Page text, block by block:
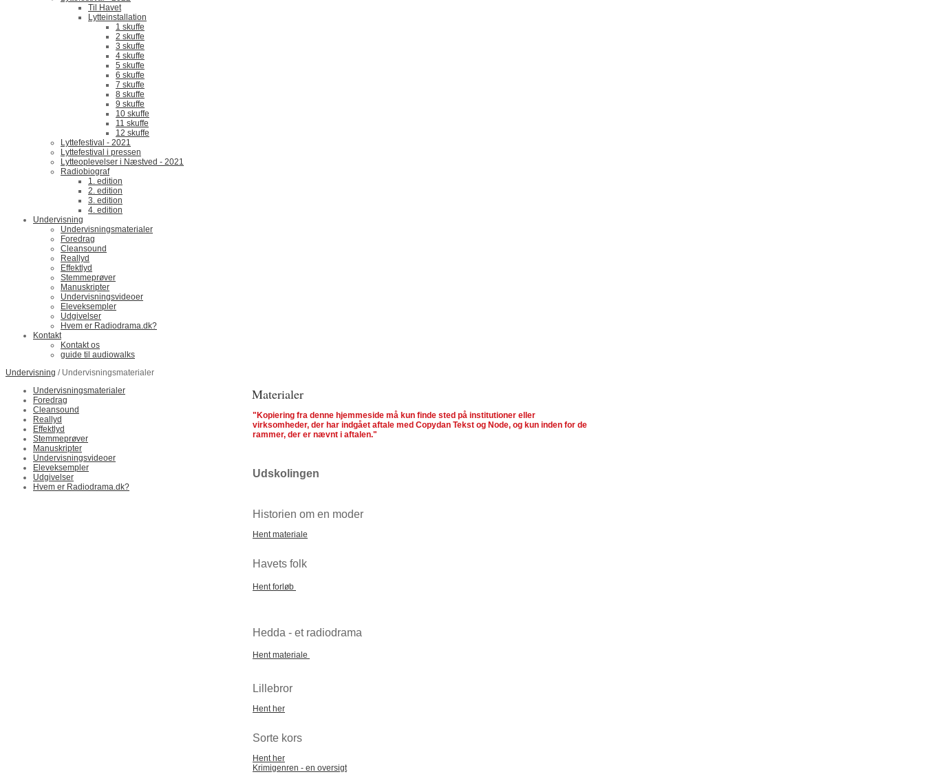
Til Havet
Lytteinstallation
1 skuffe
2 skuffe
3 skuffe
4 skuffe
5 skuffe
6 skuffe
7 skuffe
8 skuffe
9 skuffe
10 skuffe
11 skuffe
12 skuffe
Lyttefestival - 2021
Lyttefestival i pressen
Lytteoplevelser i Næstved - 2021
Radiobiograf
1. edition
2. edition
3. edition
4. edition
Undervisning
Undervisningsmaterialer
Foredrag
Cleansound
Reallyd
Effektlyd
Stemmeprøver
Manuskripter
Undervisningsvideoer
Eleveksempler
Udgivelser
Hvem er Radiodrama.dk?
Kontakt
Kontakt os
guide til audiowalks
Undervisning / Undervisningsmaterialer
Undervisningsmaterialer
Foredrag
Cleansound
Reallyd
Effektlyd
Stemmeprøver
Manuskripter
Undervisningsvideoer
Eleveksempler
Udgivelser
Hvem er Radiodrama.dk?
Materialer
"Kopiering fra denne hjemmeside må kun finde sted på institutioner eller
virksomheder, der har indgået aftale med Copydan Tekst og Node, og kun inden for de
rammer, der er nævnt i aftalen."
Udskolingen
Historien om en moder
Hent materiale
Havets folk
Hent forløb
Hedda - et radiodrama
Hent materiale
Lillebror
Hent her
Sorte kors
Hent her
Krimigenren - en oversigt